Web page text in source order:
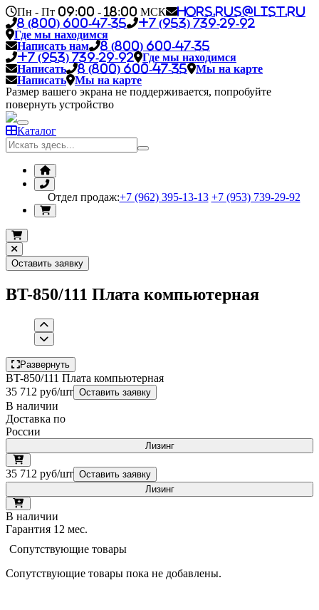
Пн - Пт 09:00 - 18:00 МСК
hors.rus@list.ru
8 (800) 600-47-35
+7 (953) 739-29-92
Где мы находимся
Написать нам
8 (800) 600-47-35
+7 (953) 739-29-92
Где мы находимся
Написать
8 (800) 600-47-35
Мы на карте
Написать
Мы на карте
Размер вашего экрана не поддерживается, попробуйте
повернуть устройство
Каталог
Отдел продаж:+7 (962) 395-13-13 +7 (953) 739-29-92
Оставить заявку
BT-850/111 Плата компьютерная
Развернуть
BT-850/111 Плата компьютерная
35 712 руб/шт Оставить заявку
В наличии
Доставка по
России
Лизинг
35 712 руб/шт Оставить заявку
Лизинг
В наличии
Гарантия 12 мес.
Сопутствующие товары
Сопутствующие товары пока не добавлены.